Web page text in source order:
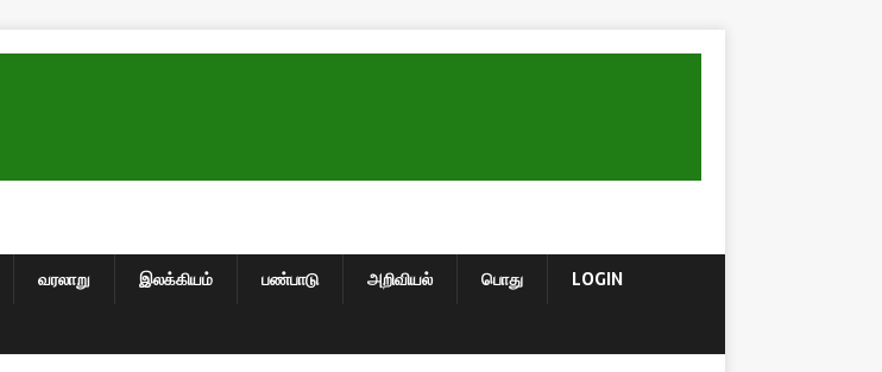
வரலாறு இலக்கியம் பண்பாடு அறிவியல் பொது
LOGIN